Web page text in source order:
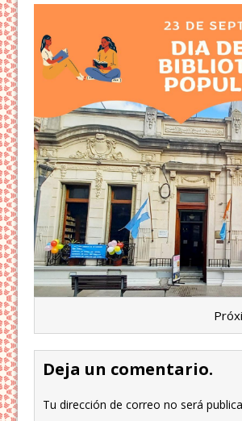
Deja un comentario.
Tu dirección de correo no será